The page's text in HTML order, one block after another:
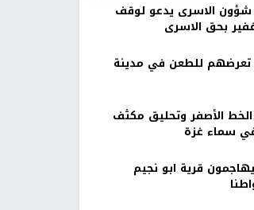
الاسرى يدعو لوقف
بحق الاسرى
تعرضهم للطعن في مدينة
الأصفر وتحليق مكثف
سماء غزة
قرية ابو نجيم